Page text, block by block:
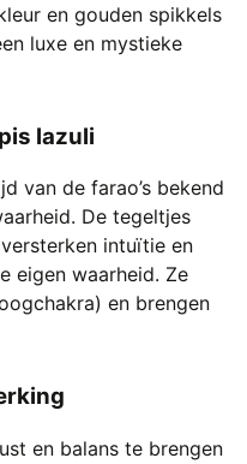
en gouden spikkels
luxe en mystieke
lazuli
van de farao’s bekend
De tegeltjes
intuïtie en
eigen waarheid. Ze
en brengen
en balans te brengen